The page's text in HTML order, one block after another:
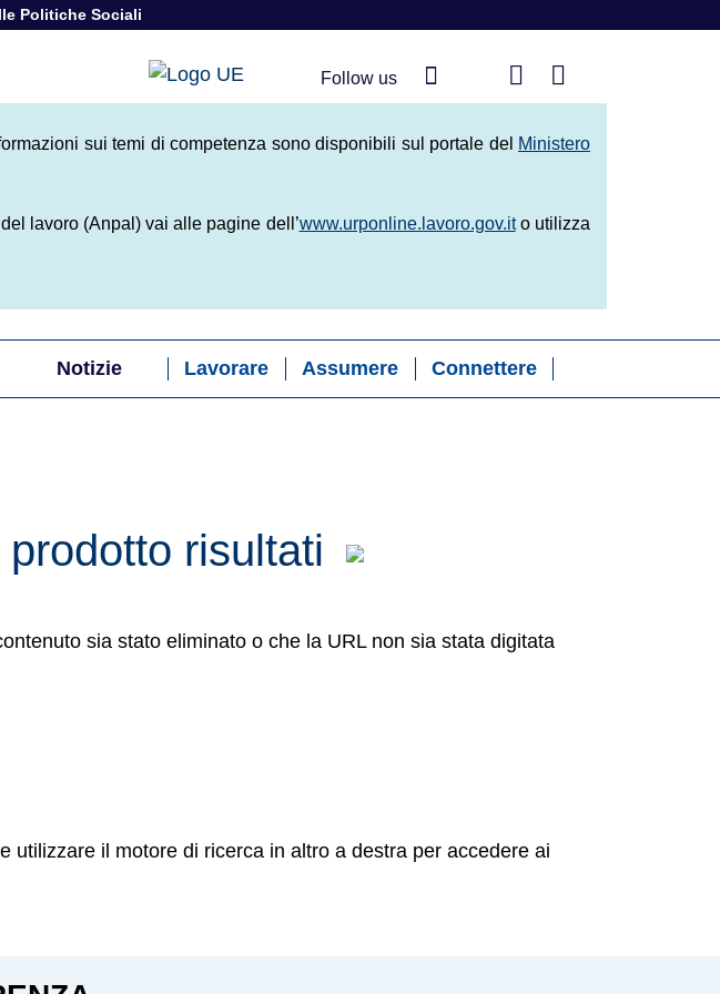
Politiche Sociali
Attive del Lavoro
Follow us
sui temi di competenza sono disponibili sul portale del Ministero
lavoro (Anpal) vai alle pagine dell’www.urponline.lavoro.gov.ito utilizza
Notizie Lavorare Assumere Connettere
risultati
sia stato eliminato o che la URL non sia stata digitata
utilizzare il motore di ricerca in altro a destra per accedere ai